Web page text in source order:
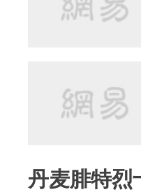
丹麦腓特烈